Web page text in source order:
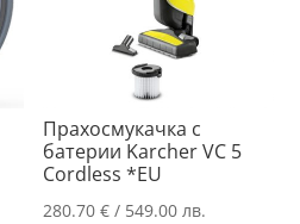
Прахосмукачка с
батерии Karcher VC 5
Cordless *EU
280.70€ / 549.00 лв.